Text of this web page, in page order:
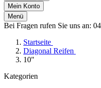
Mein Konto
Menü
Bei Fragen rufen Sie uns an:
Startseite
Diagonal Reifen
10"
Kategorien